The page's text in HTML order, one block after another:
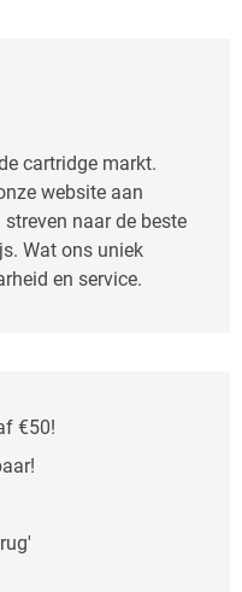
cartridge markt.
website aan
naar de beste
Wat ons uniek
en service.
€50!